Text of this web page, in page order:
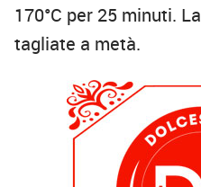
170°C per 25 minuti.
tagliate a metà.